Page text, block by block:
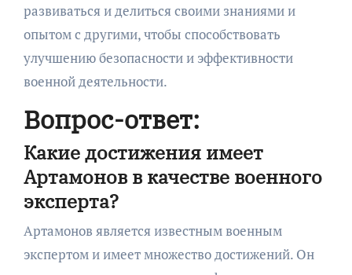
развиваться и делиться своими знаниями и
опытом с другими, чтобы способствовать
улучшению безопасности и эффективности
военной деятельности.
Вопрос-ответ:
Какие достижения имеет
Артамонов в качестве военного
эксперта?
Артамонов является известным военным
экспертом и имеет множество достижений. Он